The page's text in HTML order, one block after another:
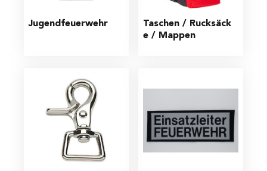
Jugendfeuerwehr
Taschen / Rucksäck
e / Mappen